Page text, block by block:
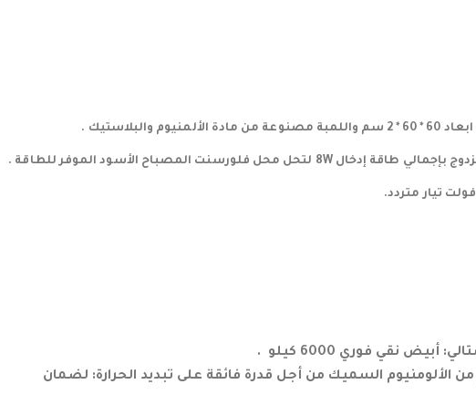
نقي فوري 6000 كيلو .
الألومنيوم السميك من أجل قدرة فائقة على تبديد الحرارة: لضمان